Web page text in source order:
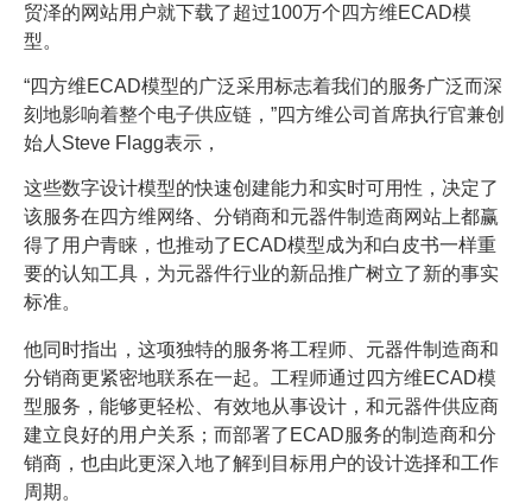
贸泽的网站用户就下载了超过100万个四方维ECAD模
型。
“四方维ECAD模型的广泛采用标志着我们的服务广泛而深
刻地影响着整个电子供应链，”四方维公司首席执行官兼创
始人Steve Flagg表示，
这些数字设计模型的快速创建能力和实时可用性，决定了
该服务在四方维网络、分销商和元器件制造商网站上都赢
得了用户青睐，也推动了ECAD模型成为和白皮书一样重
要的认知工具，为元器件行业的新品推广树立了新的事实
标准。
他同时指出，这项独特的服务将工程师、元器件制造商和
分销商更紧密地联系在一起。工程师通过四方维ECAD模
型服务，能够更轻松、有效地从事设计，和元器件供应商
建立良好的用户关系；而部署了ECAD服务的制造商和分
销商，也由此更深入地了解到目标用户的设计选择和工作
周期。